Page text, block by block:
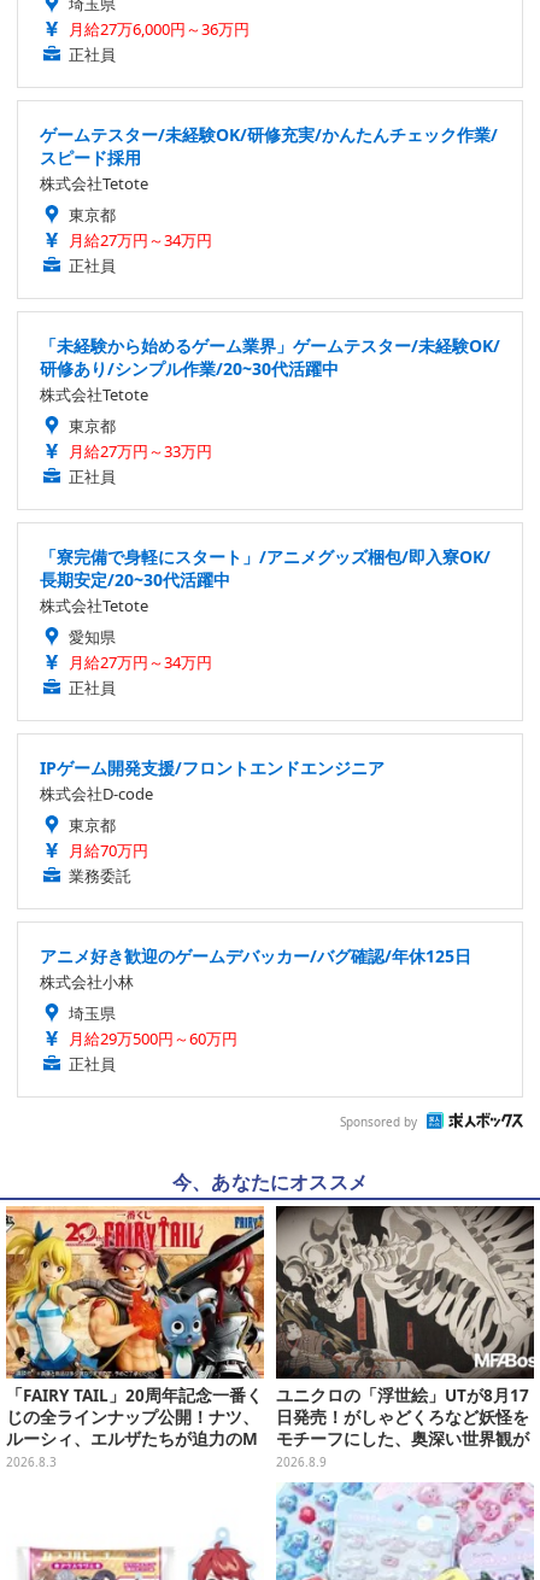
月給27万6,000円～36万円
正社員
ゲームテスター/未経験OK/研修充実/かんたんチェック作業/
スピード採用
株式会社Tetote
東京都
月給27万円～34万円
正社員
「未経験から始めるゲーム業界」ゲームテスター/未経験OK/
研修あり/シンプル作業/20~30代活躍中
株式会社Tetote
東京都
月給27万円～33万円
正社員
「寮完備で身軽にスタート」/アニメグッズ梱包/即入寮OK/
長期安定/20~30代活躍中
株式会社Tetote
愛知県
月給27万円～34万円
正社員
IPゲーム開発支援/フロントエンドエンジニア
株式会社D-code
東京都
月給70万円
業務委託
アニメ好き歓迎のゲームデバッカー/バグ確認/年休125日
株式会社小林
埼玉県
月給29万500円～60万円
正社員
Sponsored by
今、あなたにオススメ
「FAIRY TAIL」20周年記念一番く
じの全ラインナップ公開！ナツ、
ルーシィ、エルザたちが迫力のM
ASTERLISEで初登場
2026.8.3
ユニクロの「浮世絵」UTが8月17
日発売！がしゃどくろなど妖怪を
モチーフにした、奥深い世界観が
最高にオシャレ
2026.8.9